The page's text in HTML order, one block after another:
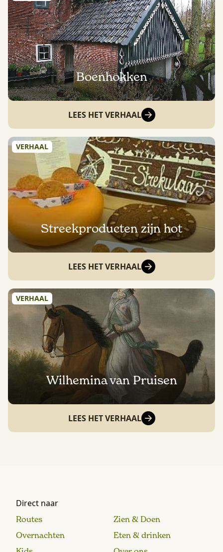
Boenhokken
LEES HET VERHAAL
VERHAAL
Streekproducten zijn hot
LEES HET VERHAAL
VERHAAL
Wilhemina van Pruisen
LEES HET VERHAAL
Direct naar
Routes
Zien & Doen
Overnachten
Eten & drinken